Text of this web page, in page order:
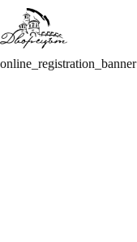
content
online_registration_banner